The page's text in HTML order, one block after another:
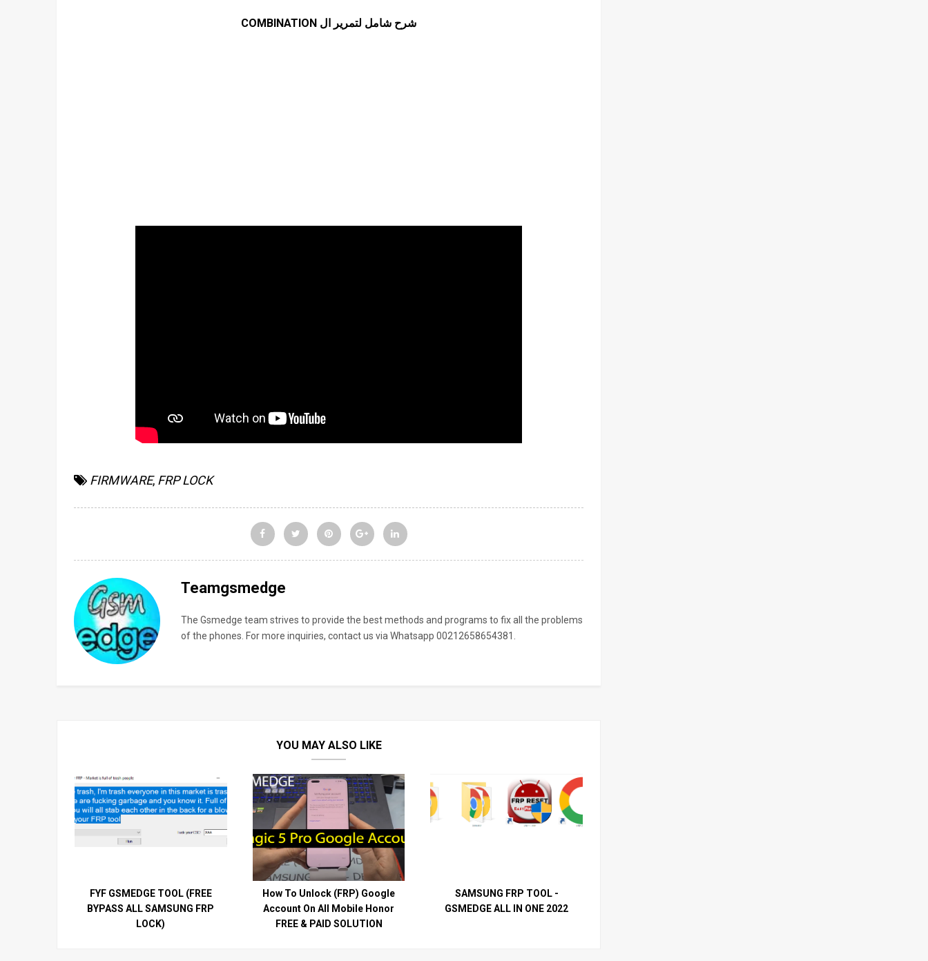
شرح شامل لتمرير ال COMBINATION
FIRMWARE, FRP LOCK
Teamgsmedge
The Gsmedge team strives to provide the best methods and programs to fix all the problems
of the phones. For more inquiries, contact us via Whatsapp 00212658654381.
YOU MAY ALSO LIKE
FYF GSMEDGE TOOL (FREE
BYPASS ALL SAMSUNG FRP
LOCK)
How To Unlock (FRP) Google
Account On All Mobile Honor
FREE & PAID SOLUTION
SAMSUNG FRP TOOL -
GSMEDGE ALL IN ONE 2022